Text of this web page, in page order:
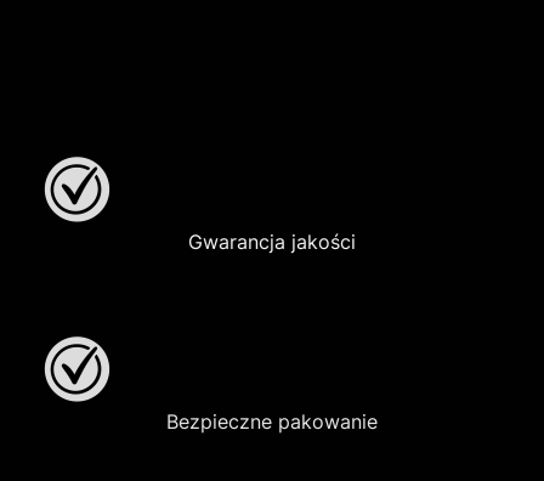
Gwarancja jakości
Bezpieczne pakowanie